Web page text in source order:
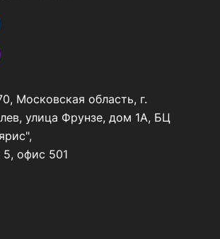
Московская область, г.
улица Фрунзе, дом 1А, БЦ
офис 501